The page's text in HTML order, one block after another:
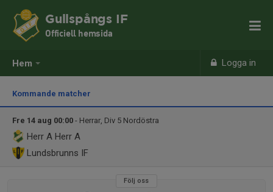
Hem Logga in
Gullspångs IF
Officiell hemsida
Kommande matcher
Fre 14 aug 00:00 - Herrar, Div 5 Nordöstra
Herr A Herr A
Lundsbrunns IF
Följ oss